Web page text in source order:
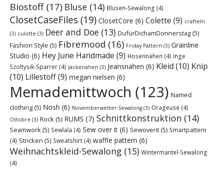
Biostoff(17) Bluse (14) Blusen-Sewalong (4)
ClosetCaseFiles (19) ClosetCore (6) Colette (9) crafteln
(3) culotte (3) Deer and Doe (13) DufürDichamDonnerstag (5)
Fashion Style (5) Fibremood (16) Friday Pattern (3) Grainline
Studio (6) Hey June Handmade (9) Hosennähen (4) Inge
Szoltysik-Sparrer (4) Jackenähen (3) Jeansnähen (6) Kleid (10) Knip
(10) Lillestoff(9) megan nielsen (6)
Memademittwoch (123) Named
clothing (5) Nosh (6) Novemberwetter-Sewalong (3) Orageuse (4)
Ottobre (3) Rock (5) RUMS (7) Schnittkonstruktion (14)
Seamwork (5) Sewlala (4) Sew over it (6) Sewoverit (5) Smartpattern
(4) Stricken (5) Sweatshirt (4) waffle pattern (6)
Weihnachtskleid-Sewalong (15) Wintermantel-Sewalong
(4)